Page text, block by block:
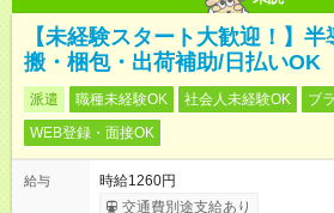
【未経験スタート大歓迎！】
搬・梱包・出荷補助/日払いOK
派遣 職種未経験OK 社会人未経験OK
ブ
WEB登録・面接OK
給与
時給1260円
交通費別途支給あり